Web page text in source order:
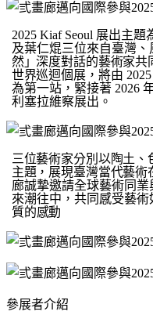
2025 Kiaf Seoul 展出主題
及葉仁焜三位來自臺灣
然」深度對話的藝術家共
世界巡迴個展，將由 2025
為第一站，緊接著2026
利塞拉維察展出。
三位藝術家分別以陶土、
主題，展現臺灣當代藝術
廊誠摯邀請全球藝術同業
來潮往中，共同感受藝
質的感動
參展者介紹